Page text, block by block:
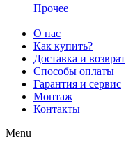
Прочее
О нас
Как купить?
Доставка и возврат
Способы оплаты
Гарантия и сервис
Монтаж
Контакты
Menu